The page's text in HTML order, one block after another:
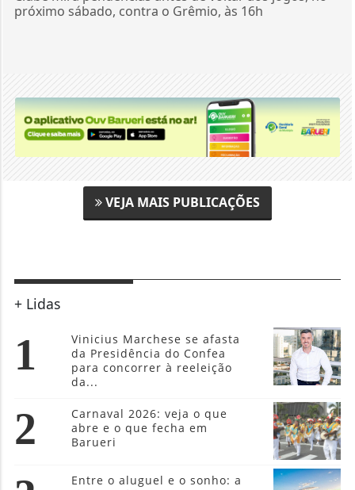
próximo sábado, contra o Grêmio, às 16h
VEJA MAIS PUBLICAÇÕES
+ Lidas
1
Vinicius Marchese se afasta
da Presidência do Confea
para concorrer à reeleição
da...
2
Carnaval 2026: veja o que
abre e o que fecha em
Barueri
Entre o aluguel e o sonho: a